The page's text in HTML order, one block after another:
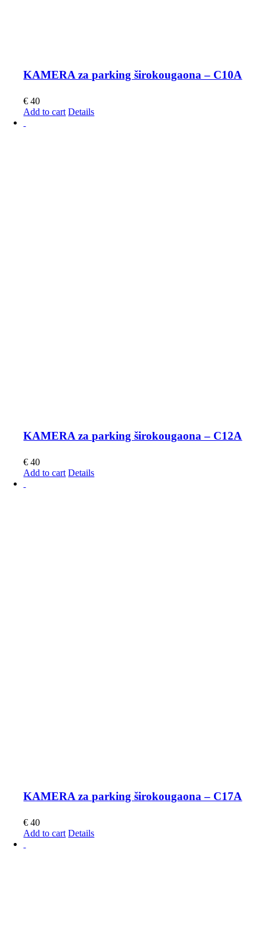
KAMERA za parking širokougaona – C10A
€ 40
Add to cart Details
KAMERA za parking širokougaona – C12A
€ 40
Add to cart Details
KAMERA za parking širokougaona – C17A
€ 40
Add to cart Details